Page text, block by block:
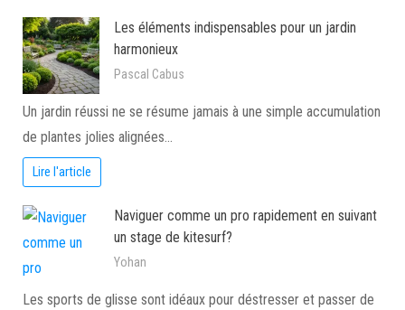
Les éléments indispensables pour un jardin
harmonieux
Pascal Cabus
Un jardin réussi ne se résume jamais à une simple accumulation
de plantes jolies alignées…
Lire l'article
Naviguer comme un pro rapidement en suivant
un stage de kitesurf?
Yohan
Les sports de glisse sont idéaux pour déstresser et passer de